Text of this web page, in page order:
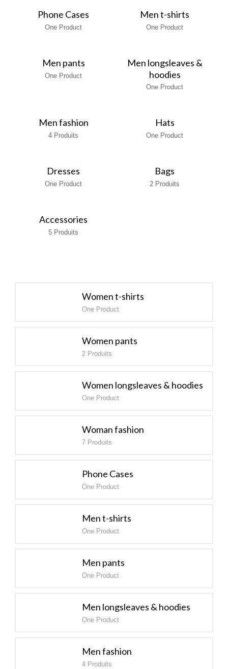
Phone Cases
One Product
Men t-shirts
One Product
Men pants
One Product
Men longsleaves &
hoodies
One Product
Men fashion
4 Produits
Hats
One Product
Dresses
One Product
Bags
2 Produits
Accessories
5 Produits
Women t-shirts
One Product
Women pants
2 Produits
Women longsleaves & hoodies
One Product
Woman fashion
7 Produits
Phone Cases
One Product
Men t-shirts
One Product
Men pants
One Product
Men longsleaves & hoodies
One Product
Men fashion
4 Produits